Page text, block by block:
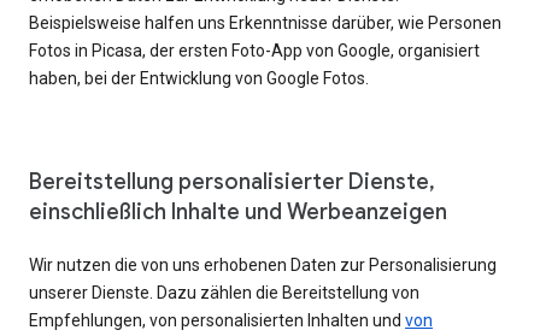
Beispielsweise halfen uns Erkenntnisse darüber, wie Personen
Fotos in Picasa, der ersten Foto-App von Google, organisiert
haben, bei der Entwicklung von Google Fotos.
Bereitstellung personalisierter Dienste,
einschließlich Inhalte und Werbeanzeigen
Wir nutzen die von uns erhobenen Daten zur Personalisierung
unserer Dienste. Dazu zählen die Bereitstellung von
Empfehlungen, von personalisierten Inhalten und von